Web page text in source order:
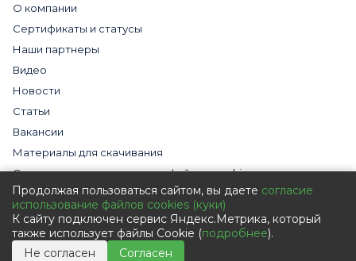
О компании
Сертификаты и статусы
Наши партнеры
Видео
Новости
Статьи
Вакансии
Материалы для скачивания
Cогласие на использование файлов cookies
Обработка персональных данных с помощью сервиса
«Яндекс.Метрика»
Политика в отношении обработки персональных данных
Пользовательское соглашение
Продолжая пользоваться сайтом, вы даете согласие
использование файлов cookies (куки)
К сайту подключен сервис Яндекс.Метрика, который
также использует файлы Cookie (подробнее).
Не согласен
Согласен